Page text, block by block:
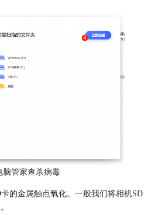
脑管家查杀病毒
的金属触点氧化。一般我们将相机SD